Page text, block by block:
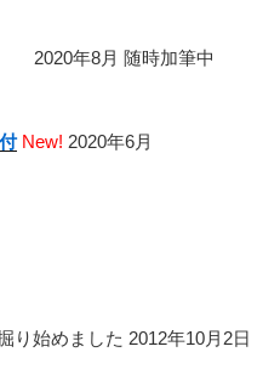
2020年8月 随時加筆中
New! 2020年6月
り始めました 2012年10月2日